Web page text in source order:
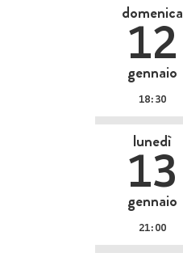
domenica
12
gennaio
18:30
lunedì
13
gennaio
21:00